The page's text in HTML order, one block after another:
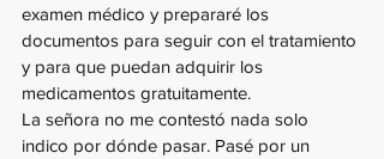
examen médico y prepararé los
documentos para seguir con el tratamiento
y para que puedan adquirir los
medicamentos gratuitamente.
La señora no me contestó nada solo
indico por dónde pasar. Pasé por un